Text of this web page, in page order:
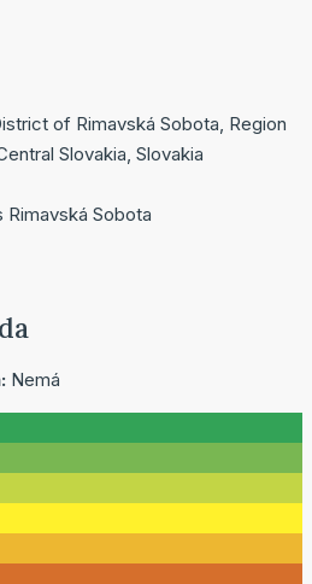
of Rimavská Sobota, Region
Slovakia, Slovakia
Rimavská Sobota
Nemá